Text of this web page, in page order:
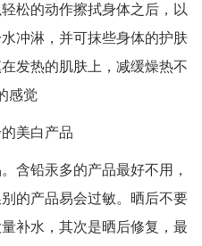
松的动作擦拭身体之后，以
冲淋，并可抹些身体的护肤
发热的肌肤上，减缓燥热不
感觉
美白产品
含铅汞多的产品最好不用，
的产品易会过敏。晒后不要
补水，其次是晒后修复，最